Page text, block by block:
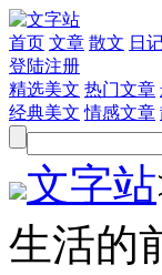
首页 文章 散文 日
登陆注册
精选美文 热门文章
经典美文 情感文章
文字站
生活的